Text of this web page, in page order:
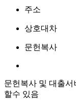
주소
상호대차
문헌복사
문헌복사 및 대출서
할수 있음